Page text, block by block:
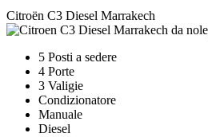
Citroën C3 Diesel Marrakech
5 Posti a sedere
4 Porte
3 Valigie
Condizionatore
Manuale
Diesel